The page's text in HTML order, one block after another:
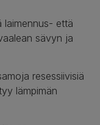
laimennus- että
sävyn ja
resessiivisiä
lämpimän